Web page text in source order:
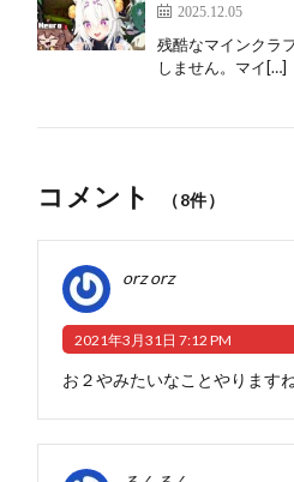
2025.12.05
残酷なマインクラ
しません。マイ[…]
コメント （8件）
orz orz
2021年3月31日 7:12 PM
お２やみたいなことやります